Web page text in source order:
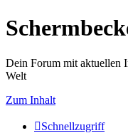
Dein Forum mit aktuellen
Welt
Zum Inhalt
Schnellzugriff